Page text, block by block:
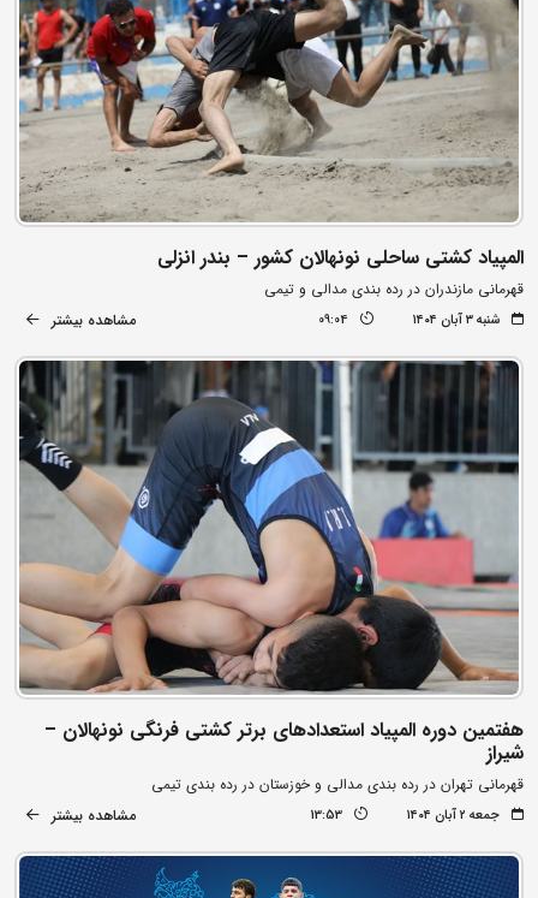
المپیاد کشتی ساحلی نونهالان کشور – بندر انزلی
قهرمانی مازندران در رده بندی مدالی و تیمی
شنبه ۳ آبان ۱۴۰۴ 09:04 مشاهده بیشتر
هفتمین دوره المپیاد استعدادهای برتر کشتی فرنگی نونهالان –
شیراز
قهرمانی تهران در رده بندی مدالی و خوزستان در رده بندی تیمی
جمعه ۲ آبان ۱۴۰۴ 13:53 مشاهده بیشتر